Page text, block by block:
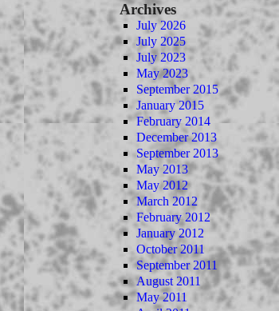
Archives
July 2026
July 2025
July 2023
May 2023
September 2015
January 2015
February 2014
December 2013
September 2013
May 2013
May 2012
March 2012
February 2012
January 2012
October 2011
September 2011
August 2011
May 2011